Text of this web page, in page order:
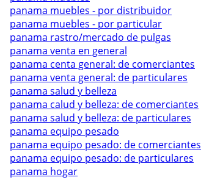
panama muebles - por distribuidor
panama muebles - por particular
panama rastro/mercado de pulgas
panama venta en general
panama centa general: de comerciantes
panama venta general: de particulares
panama salud y belleza
panama calud y belleza: de comerciantes
panama salud y belleza: de particulares
panama equipo pesado
panama equipo pesado: de comerciantes
panama equipo pesado: de particulares
panama hogar